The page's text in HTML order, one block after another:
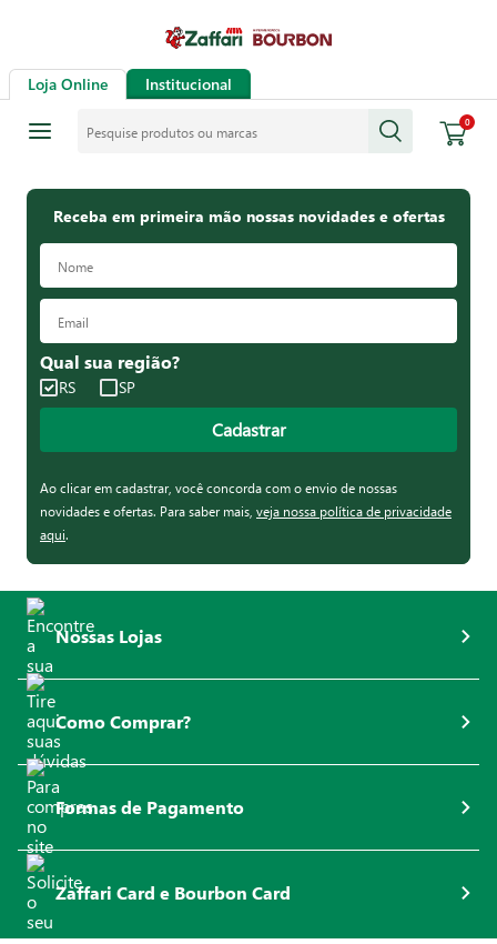
Loja Online Institucional
0
Receba em primeira mão nossas novidades e ofertas
Qual sua região?
RS SP
Cadastrar
Ao clicar em cadastrar, você concorda com o envio de nossas
novidades e ofertas. Para saber mais, veja nossa política de privacidade
aqui.
Nossas Lojas
Como Comprar?
Formas de Pagamento
Zaffari Card e Bourbon Card